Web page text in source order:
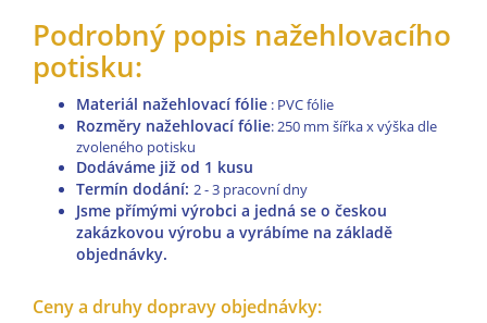
Podrobný popis nažehlovacího
potisku:
Materiál nažehlovací fólie : PVC fólie
Rozměry nažehlovací fólie: 250 mm šířka x výška dle
zvoleného potisku
Dodáváme již od 1 kusu
Termín dodání: 2 - 3 pracovní dny
Jsme přímými výrobci a jedná se o českou
zakázkovou výrobu a vyrábíme na základě
objednávky.
Ceny a druhy dopravy objednávky: